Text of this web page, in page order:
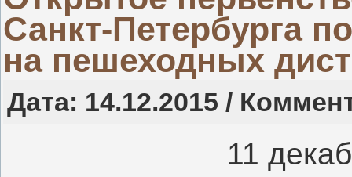
Санкт-Петербурга
на пешеходных
Дата: 14.12.2015 /
11